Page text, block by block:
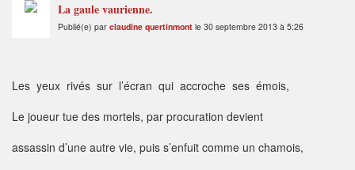
La gaule vaurienne.
Publié(e) par claudine quertinmont le 30 septembre 2013 à 5:26
Les yeux rivés sur l’écran qui accroche ses émois,
Le joueur tue des mortels, par procuration devient
assassin d’une autre vie, puis s’enfuit comme un chamois,